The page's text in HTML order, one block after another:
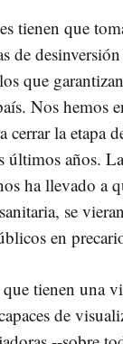
tienen que
de
que
Nos hemos
cerrar la etapa
años.
ha llevado a
se
en
tienen una
de